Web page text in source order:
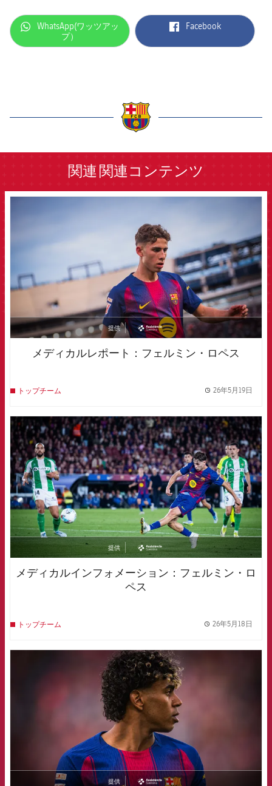
label.aria.whatsapp
WhatsApp(ワッツアッ
プ）
label.aria.facebook
Facebook
関連 関連コンテンツ
提供
asistencia
メディカルレポート：フェルミン・ロペス
トップチーム 26年5月19日
FCB Barcelona badge
提供
asistencia
メディカルインフォメーション：フェルミン・ロ
ペス
トップチーム 26年5月18日
FCB Barcelona badge
提供